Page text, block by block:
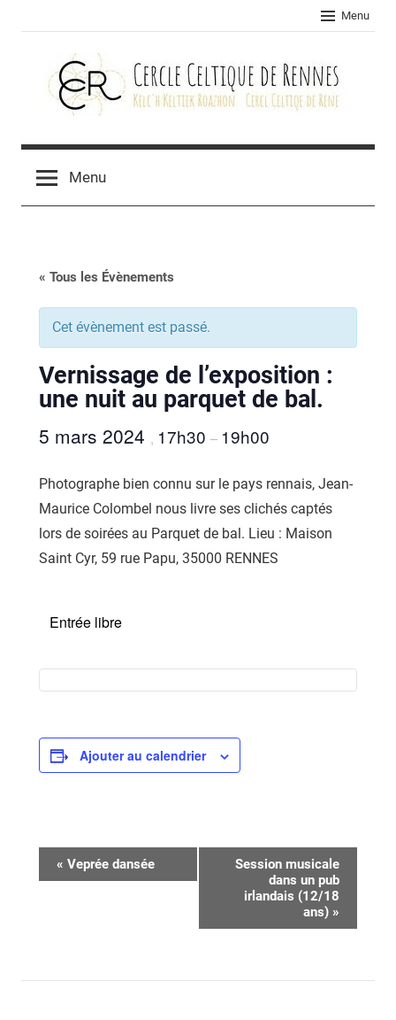
Menu
Cercle
celtique
Rennes
Menu
« Tous les Évènements
Cet évènement est passé.
Vernissage de l’exposition :
une nuit au parquet de bal.
5 mars 2024 , 17h30 – 19h00
Photographe bien connu sur le pays rennais, Jean-
Maurice Colombel nous livre ses clichés captés
lors de soirées au Parquet de bal. Lieu : Maison
Saint Cyr, 59 rue Papu, 35000 RENNES
Entrée libre
Ajouter au calendrier
Navigation
« Veprée dansée
Session musicale
dans un pub
irlandais (12/18
ans) »